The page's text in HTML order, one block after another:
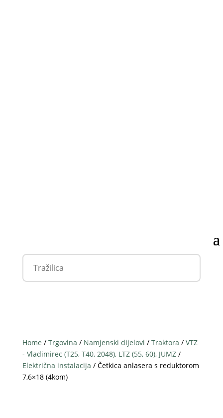
Home / Trgovina / Namjenski dijelovi / Traktora / VTZ
- Vladimirec (T25, T40, 2048), LTZ (55, 60), JUMZ/
Električna instalacija / Četkica anlasera s reduktorom
7,6×18 (4kom)